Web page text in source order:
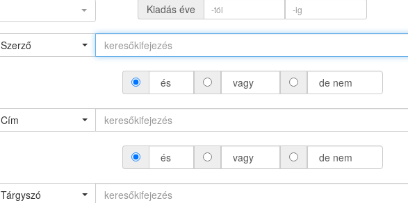
Kiadás éve
Szerző
és vagy de nem
Cím
és vagy de nem
Tárgyszó